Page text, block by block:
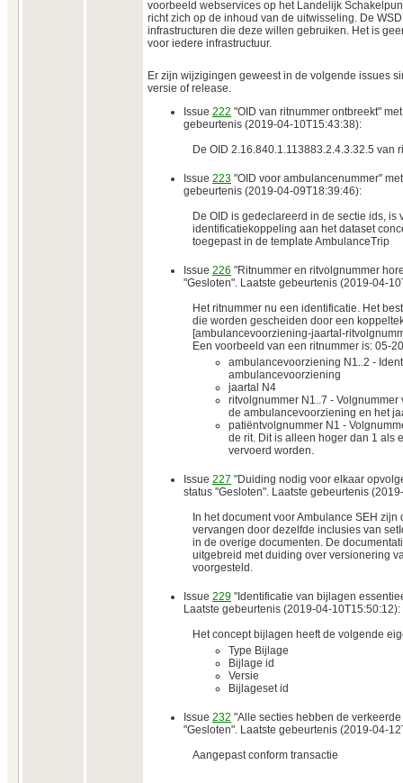
voorbeeld webservices op het Landelijk
richt zich op de inhoud van de uitwisseling. De
infrastructuren die deze willen gebruiken. Het is
voor iedere infrastructuur.
Er zijn wijzigingen geweest in de volgende issues
versie of release.
Issue 222 "OID van ritnummer ontbreekt"
gebeurtenis (2019-04-10T15:43:38):
De OID 2.16.840.1.113883.2.4.3.32.5 van
Issue 223 "OID voor ambulancenummer"
gebeurtenis (2019-04-09T18:39:46):
De OID is gedeclareerd in de sectie ids, is
identificatiekoppeling aan het dataset
toegepast in de template AmbulanceTrip
Issue 226 "Ritnummer en ritvolgnummer
"Gesloten". Laatste gebeurtenis (2019-04-
Het ritnummer nu een identificatie. Het
die worden gescheiden door een
[ambulancevoorziening-jaartal-
Een voorbeeld van een ritnummer is: 05-
ambulancevoorziening N1..2 -
ambulancevoorziening
jaartal N4
ritvolgnummer N1..7 -
de ambulancevoorziening en het
patiëntvolgnummer N1 -
de rit. Dit is alleen hoger dan 1 als
vervoerd worden.
Issue 227 "Duiding nodig voor elkaar
status "Gesloten". Laatste gebeurtenis
In het document voor Ambulance SEH
vervangen door dezelfde inclusies van
in de overige documenten. De
uitgebreid met duiding over versionering
voorgesteld.
Issue 229 "Identificatie van bijlagen
Laatste gebeurtenis (2019-04-10T15:50:12):
Het concept bijlagen heeft de volgende
Type Bijlage
Bijlage id
Versie
Bijlageset id
Issue 232 "Alle secties hebben de
"Gesloten". Laatste gebeurtenis (2019-04-
Aangepast conform transactie